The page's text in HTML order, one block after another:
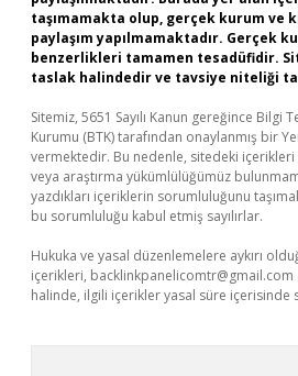
taşımamakta olup, gerçek kurum ve
paylaşım yapılmamaktadır. Gerçek
benzerlikleri tamamen tesadüfidir.
taslak halindedir ve tavsiye niteliği
Sitemiz, 5651 Sayılı Kanun gereğince Bilgi
Kurumu (BTK) tarafından onaylanmış bir
vermektedir. Bu nedenle, sitedeki
veya araştırma yükümlülüğümüz
yazdıkları içeriklerin sorumluluğunu
bu sorumluluğu kabul etmiş sayılırlar.
Hukuka ve yasal düzenlemelere aykırı
içerikleri, backlinkpanelicomtr@gmail.com
halinde, ilgili içerikler yasal süre içerisinde